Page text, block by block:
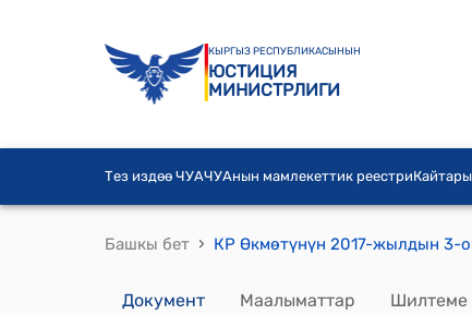
КЫРГЫЗ РЕСПУБЛИКАСЫНЫН
ЮСТИЦИЯ
МИНИСТРЛИГИ
Тез издөө ЧУАЧУАнын мамлекеттик реестри
Башкы бет ›
Документ Маалыматтар Шилтеме